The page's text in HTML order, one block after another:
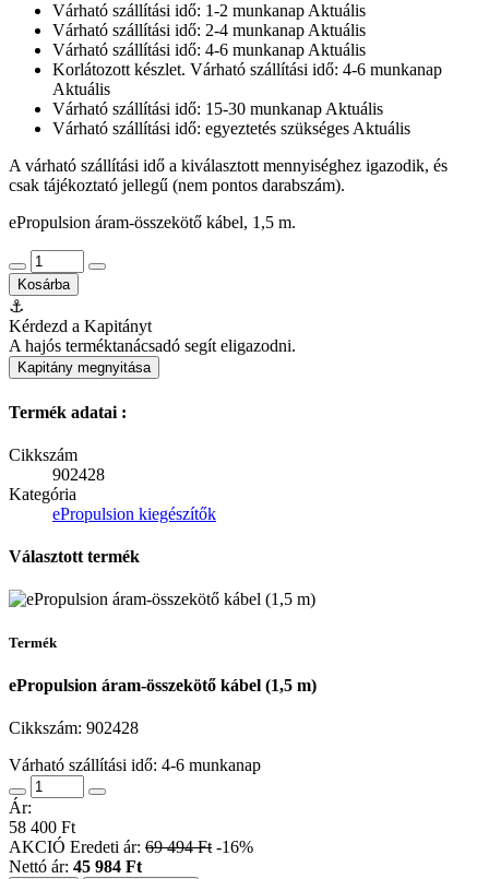
Várható szállítási idő: 1-2 munkanapAktuális
Várható szállítási idő: 2-4 munkanapAktuális
Várható szállítási idő: 4-6 munkanapAktuális
Korlátozott készlet. Várható szállítási idő: 4-6 munkanap
Aktuális
Várható szállítási idő: 15-30 munkanapAktuális
Várható szállítási idő: egyeztetés szükségesAktuális
A várható szállítási idő a kiválasztott mennyiséghez igazodik, és
csak tájékoztató jellegű (nem pontos darabszám).
ePropulsion áram-összekötő kábel, 1,5 m.
Kosárba
⚓
Kérdezd a Kapitányt
A hajós terméktanácsadó segít eligazodni.
Kapitány megnyitása
Termék adatai :
Cikkszám
902428
Kategória
ePropulsion kiegészítők
Választott termék
Termék
ePropulsion áram-összekötő kábel (1,5 m)
Cikkszám: 902428
Várható szállítási idő: 4-6 munkanap
Ár:
58 400 Ft
AKCIÓ Eredeti ár: 69 494 Ft -16%
Nettó ár: 45 984 Ft